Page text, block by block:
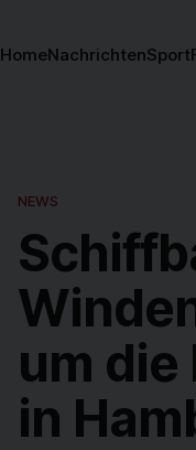
HomeNachrichtenSport
NEWS
um die
in